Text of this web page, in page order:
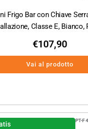
Frigo Bar con Chiave
Classe E, Bianco,
€107,90
Vai al prodotto
PT-